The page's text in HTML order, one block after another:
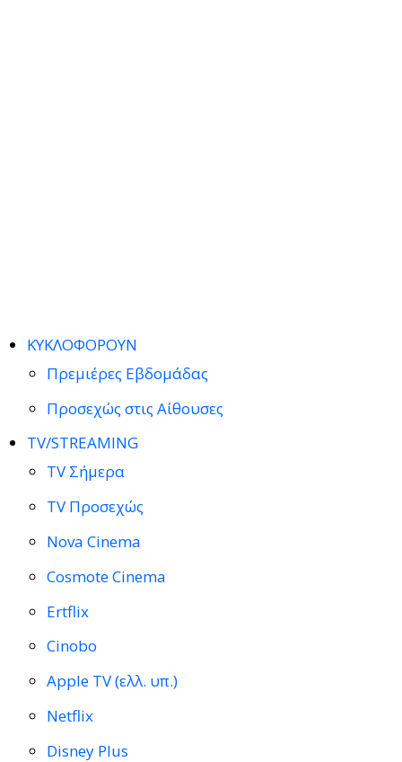
ΚΥΚΛΟΦΟΡΟΥΝ
Πρεμιέρες Εβδομάδας
Προσεχώς στις Αίθουσες
TV/STREAMING
TV Σήμερα
TV Προσεχώς
Nova Cinema
Cosmote Cinema
Ertflix
Cinobo
Apple TV (ελλ. υπ.)
Netflix
Disney Plus